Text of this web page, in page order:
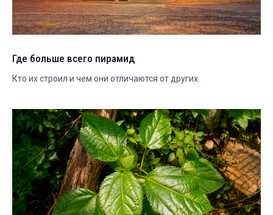
Где больше всего пирамид
Кто их строил и чем они отличаются от других.